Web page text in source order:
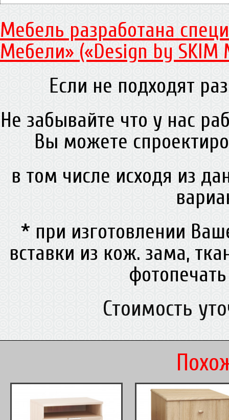
Мебель разработана
Мебели» («Design by SKIM
Если не подходят
Не забывайте что у нас
Вы можете
в том числе исходя из
* при изготовлении
вставки из кож. зама,
Стоимость